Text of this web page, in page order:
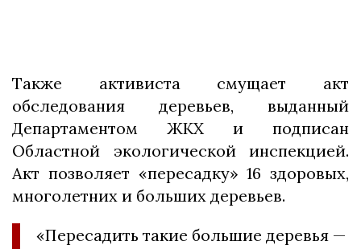
Также активиста смущает акт
обследования деревьев, выданный
Департаментом ЖКХ и подписан
Областной экологической инспекцией.
Акт позволяет «пересадку» 16 здоровых,
многолетних и больших деревьев.
«Пересадить такие большие деревья —